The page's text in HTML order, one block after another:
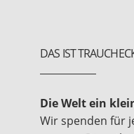
DAS IST
Die Welt ein
Wir spenden für